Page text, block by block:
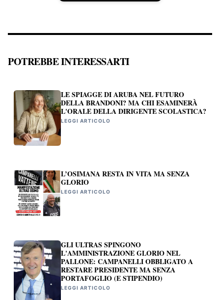
POTREBBE INTERESSARTI
LE SPIAGGE DI ARUBA NEL FUTURO
DELLA BRANDONI? MA CHI ESAMINERÀ
L'ORALE DELLA DIRIGENTE SCOLASTICA?
LEGGI ARTICOLO
L’OSIMANA RESTA IN VITA MA SENZA
GLORIO
LEGGI ARTICOLO
GLI ULTRAS SPINGONO
L'AMMINISTRAZIONE GLORIO NEL
PALLONE: CAMPANELLI OBBLIGATO A
RESTARE PRESIDENTE MA SENZA
PORTAFOGLIO (E STIPENDIO)
LEGGI ARTICOLO